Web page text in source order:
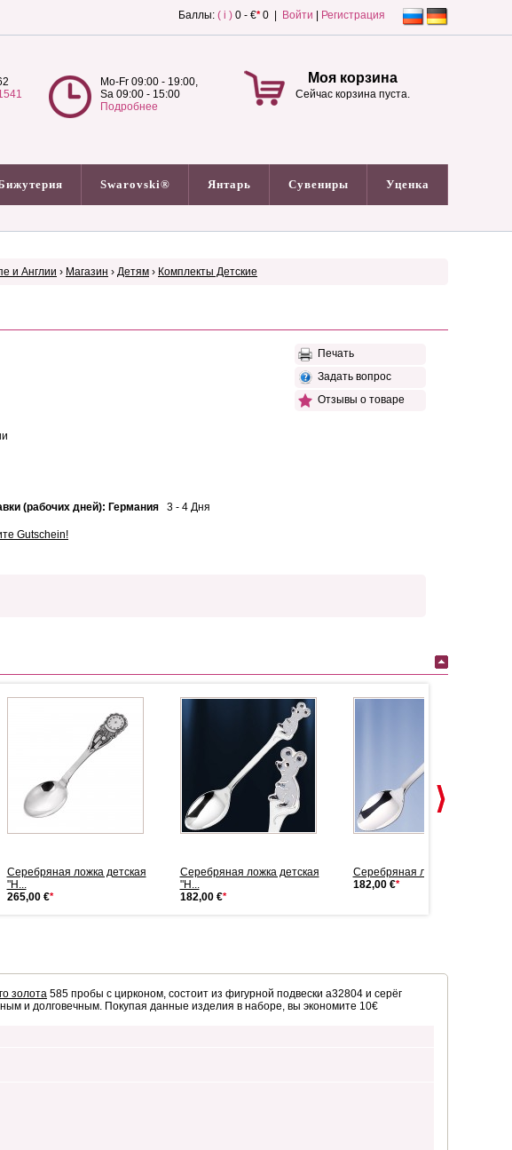
Баллы: ( i ) 0 - €*0 | Войти Регистрация
Mo-Fr 09:00 - 19:00,
Sa 09:00 - 15:00
Подробнее
Моя корзина
Сейчас корзина пуста.
Swarovski® Янтарь Сувениры Уценка
и Англии › Магазин › Детям › Комплекты Детские
(рабочих дней): Германия 3 - 4 Дня
Gutschein!
Печать
Задать вопрос
Отзывы о товаре
Серебряная ложка детская
"Н...
265,00 €*
Серебряная ложка детская
"Н...
182,00 €*
Серебряная ложка детская
182,00 €*
золота 585 пробы с цирконом, состоит из фигурной подвески a32804 и серёг
и долговечным. Покупая данные изделия в наборе, вы экономите 10€